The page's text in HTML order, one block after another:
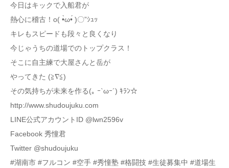
今日はキックで入船君が
熱心に稽古！o( •̀ω•́ )〇”ｼｭｯ
キレもスピードも段々と良くなり
今じゃうちの道場でのトップクラス！
そこに自主練で大屋さんと岳が
やってきた (≧∇≦)
その気持ちが未来を作る(｡ ｰ`ωｰ´) ｷﾗﾝ☆
http://www.shudoujuku.com
LINE公式アカウントID @lwn2596v
Facebook 秀憧君
Twitter @shudoujuku
#湖南市 #フルコン #空手 #秀憧塾 #格闘技 #生徒募集中 #道場生